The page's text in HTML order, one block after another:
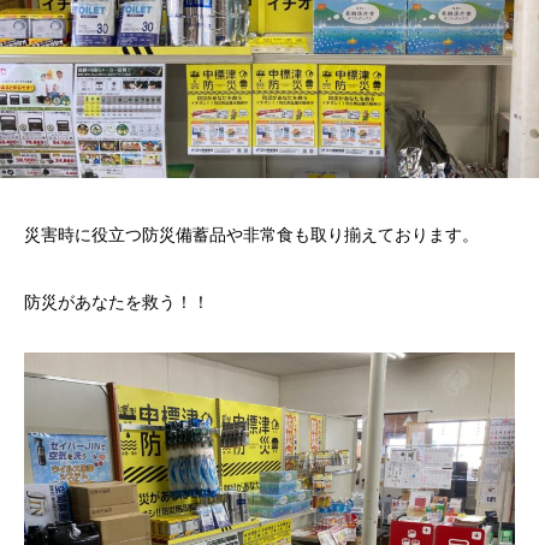
災害時に役立つ防災備蓄品や非常食も取り揃えております。
防災があなたを救う！！